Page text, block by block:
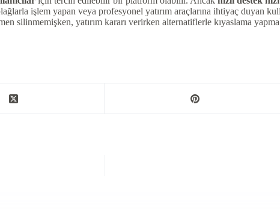
işlem yapan veya profesyonel yatırım araçlarına ihtiyaç duyan
silinmemişken, yatırım kararı verirken alternatiflerle kıyaslama